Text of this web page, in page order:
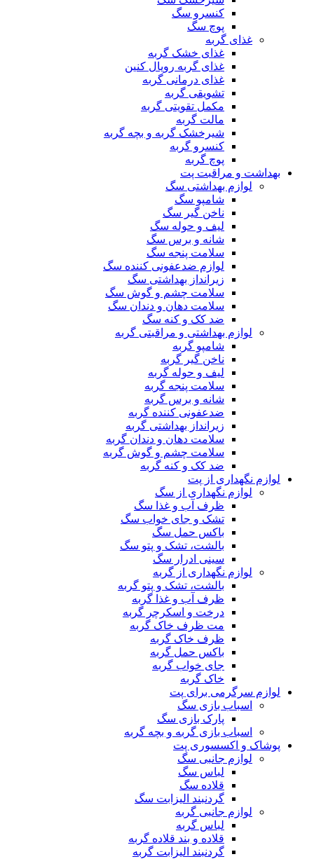
کنسرو سگ
پوچ سگ
غذای گربه
غذای خشک گربه
غذای گربه رویال کنین
غذای درمانی گربه
تشویقی گربه
مکمل تقویتی گربه
مالت گربه
شیرخشک گربه و بچه گربه
کنسرو گربه
پوچ گربه
بهداشت و مراقبت پت
لوازم بهداشتی سگ
شامپو سگ
ناخن گیر سگ
لیف و حوله سگ
شانه و برس سگ
سلامت پنجه سگ
لوازم ضدعفونی کننده سگ
زیرانداز بهداشتی سگ
سلامت چشم و گوش سگ
سلامت دهان و دندان سگ
ضد کک و کنه سگ
لوازم بهداشتی و مراقبتی گربه
شامپو گربه
ناخن گیر گربه
لیف و حوله گربه
سلامت پنجه گربه
شانه و برس گربه
ضدعفونی کننده گربه
زیرانداز بهداشتی گربه
سلامت دهان و دندان گربه
سلامت چشم و گوش گربه
ضد کک و کنه گربه
لوازم نگهداری از پت
لوازم نگهداری از سگ
ظرف آب و غذا سگ
تشک و جای خواب سگ
باکس حمل سگ
بالشت، تشک و پتو سگ
سینی ادرار سگ
لوازم نگهداری از گربه
بالشت، تشک و پتو گربه
ظرف آب و غذا گربه
درخت و اسکرچر گربه
مت ظرف خاک گربه
ظرف خاک گربه
باکس حمل گربه
جای خواب گربه
خاک گربه
لوازم سرگرمی برای پت
اسباب بازی سگ
پارک بازی سگ
اسباب بازی گربه و بچه گربه
پوشاک و اکسسوری پت
لوازم جانبی سگ
لباس سگ
قلاده سگ
گردنبند الیزابت سگ
لوازم جانبی گربه
لباس گربه
قلاده و بند قلاده گربه
گردنبند الیزابت گربه